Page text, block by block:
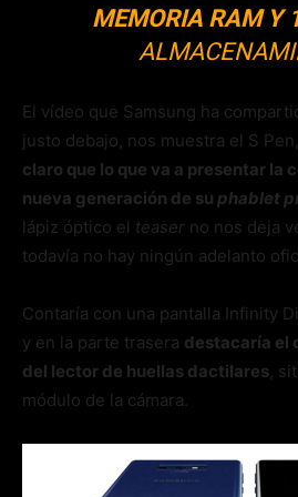
MEMORIA RAM Y
El vídeo que Samsung ha
justo debajo, nos muestra el S
claro que lo que va a presentar la
nueva generación de su phablet
lápiz óptico el teaser no nos deja
todavía no hay ningún adelanto
Contaría con una pantalla Infinity
y en la parte trasera destacaría el
del lector de huellas dactilares ,
módulo de la cámara.